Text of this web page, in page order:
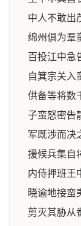
中人不敢出
绵州俱为羣
百投江中急
自箕宗关入
供备等将数
子蛮怒密告
军既涉而决
援候兵集自
内侍押班王
晓谕地接蛮
剪灭其胁从